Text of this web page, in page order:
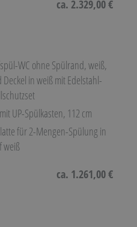
ca. 2.329,00 €
WC ohne Spülrand, weiß,
in weiß mit Edelstahl-
UP-Spülkasten, 112 cm
für 2-Mengen-Spülung in
weiß
ca. 1.261,00 €